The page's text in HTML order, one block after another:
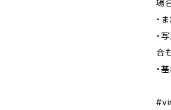
場
・
・
合
・